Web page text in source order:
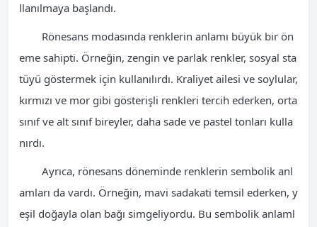
llanılmaya başlandı.
Rönesans modasında renklerin anlamı büyük bir ön
eme sahipti. Örneğin, zengin ve parlak renkler, sosyal sta
tüyü göstermek için kullanılırdı. Kraliyet ailesi ve soylular,
kırmızı ve mor gibi gösterişli renkleri tercih ederken, orta
sınıf ve alt sınıf bireyler, daha sade ve pastel tonları kulla
nırdı.
Ayrıca, rönesans döneminde renklerin sembolik anl
amları da vardı. Örneğin, mavi sadakati temsil ederken, y
eşil doğayla olan bağı simgeliyordu. Bu sembolik anlaml